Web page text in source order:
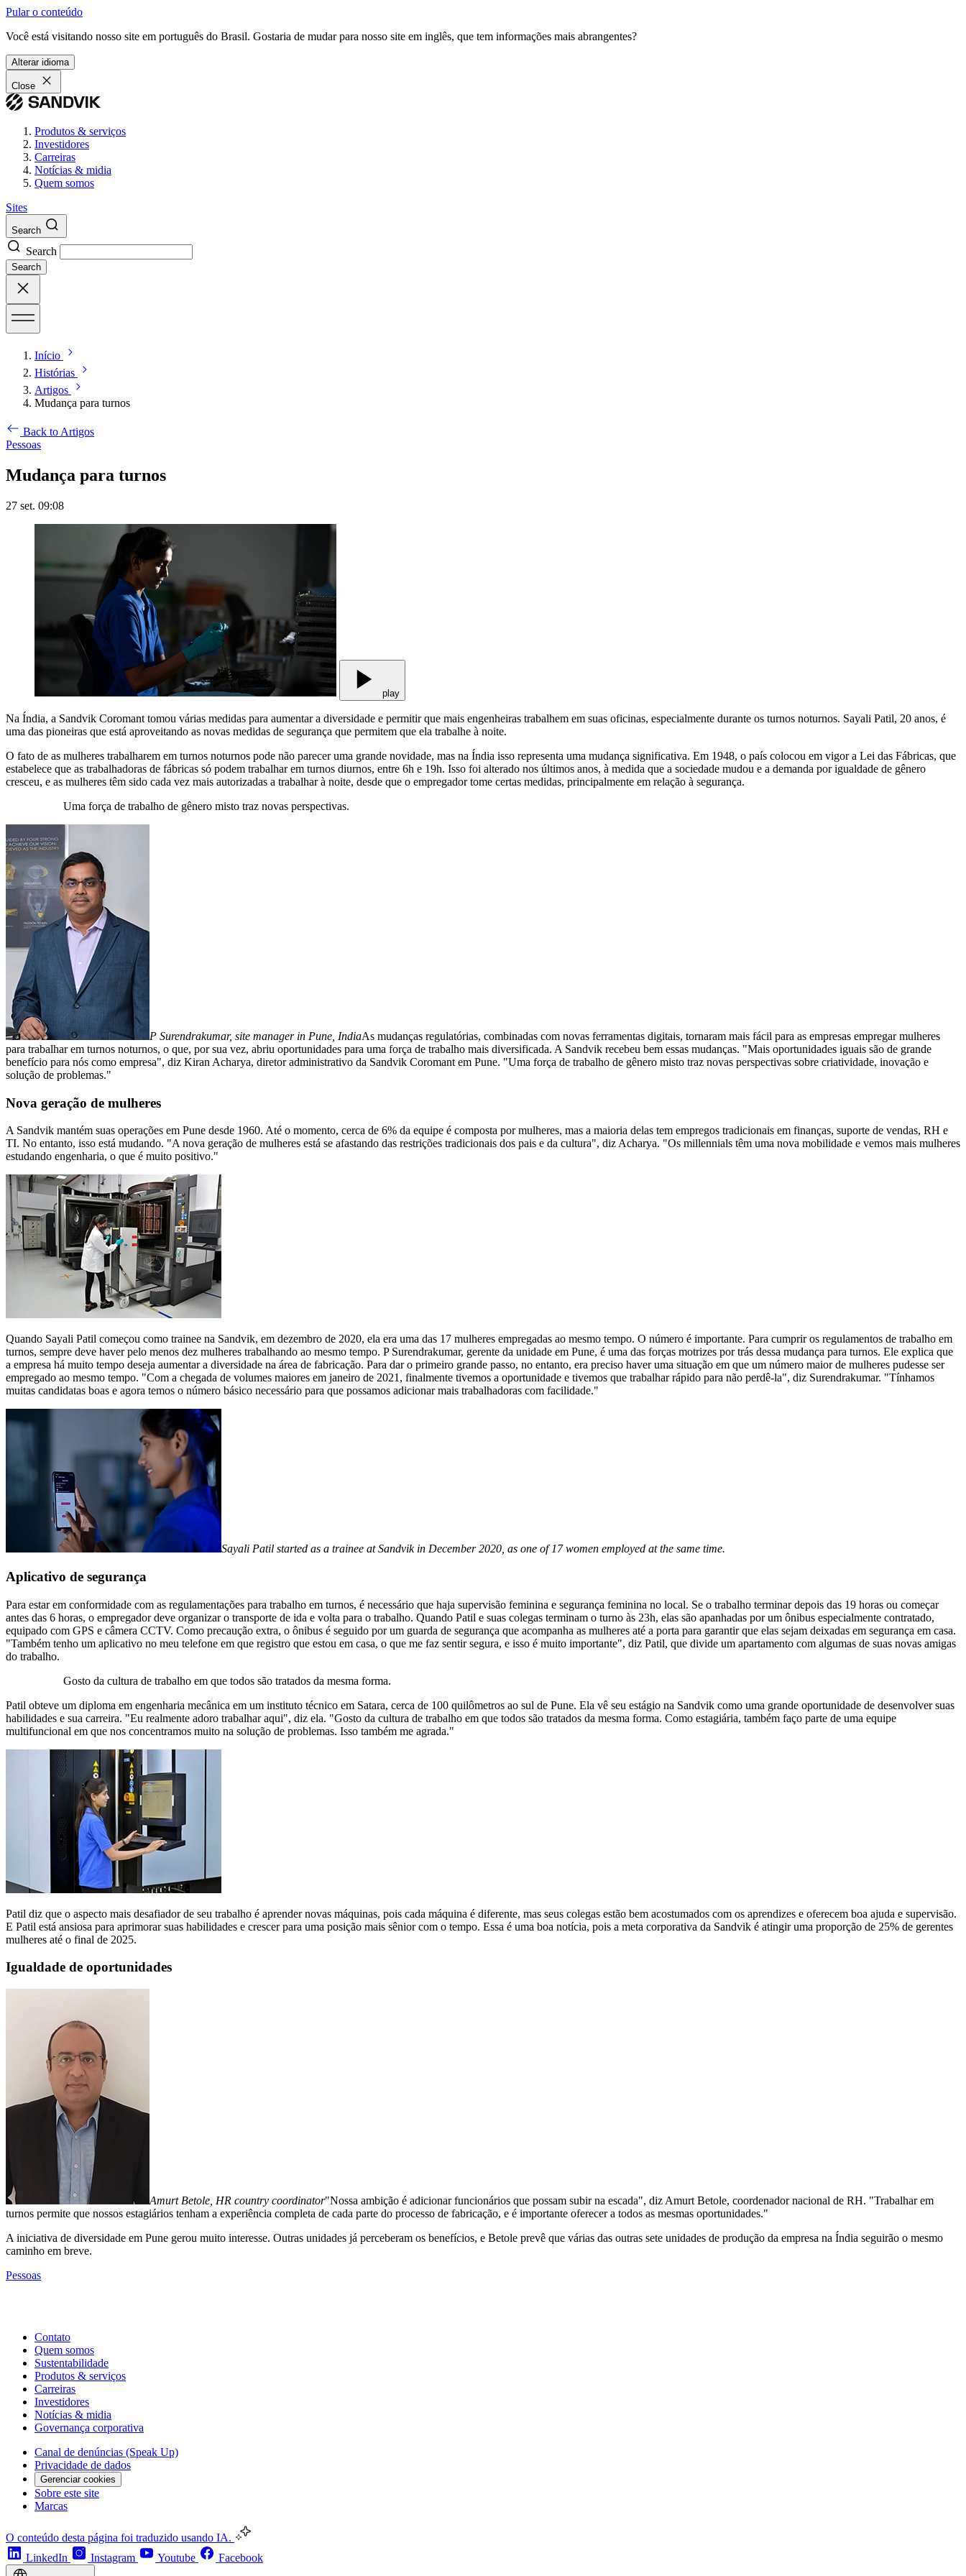
Pular o conteúdo
Você está visitando nosso site em português do Brasil. Gostaria de mudar para nosso site em inglês, que tem informações mais abrangentes?
Alterar idioma
Close
Produtos & serviços
Investidores
Carreiras
Notícias & midia
Quem somos
Sites
Search
Search
Search
Início
Histórias
Artigos
Mudança para turnos
Back to Artigos
Pessoas
Mudança para turnos
27 set. 09:08
play
Na Índia, a Sandvik Coromant tomou várias medidas para aumentar a diversidade e permitir que mais engenheiras trabalhem em suas oficinas, especialmente durante os turnos noturnos. Sayali Patil, 20 anos, é
uma das pioneiras que está aproveitando as novas medidas de segurança que permitem que ela trabalhe à noite.
O fato de as mulheres trabalharem em turnos noturnos pode não parecer uma grande novidade, mas na Índia isso representa uma mudança significativa. Em 1948, o país colocou em vigor a Lei das Fábricas, que
estabelece que as trabalhadoras de fábricas só podem trabalhar em turnos diurnos, entre 6h e 19h. Isso foi alterado nos últimos anos, à medida que a sociedade mudou e a demanda por igualdade de gênero
cresceu, e as mulheres têm sido cada vez mais autorizadas a trabalhar à noite, desde que o empregador tome certas medidas, principalmente em relação à segurança.
Uma força de trabalho de gênero misto traz novas perspectivas.
P Surendrakumar, site manager in Pune, IndiaAs mudanças regulatórias, combinadas com novas ferramentas digitais, tornaram mais fácil para as empresas empregar mulheres
para trabalhar em turnos noturnos, o que, por sua vez, abriu oportunidades para uma força de trabalho mais diversificada. A Sandvik recebeu bem essas mudanças. "Mais oportunidades iguais são de grande
benefício para nós como empresa", diz Kiran Acharya, diretor administrativo da Sandvik Coromant em Pune. "Uma força de trabalho de gênero misto traz novas perspectivas sobre criatividade, inovação e
solução de problemas."
Nova geração de mulheres
A Sandvik mantém suas operações em Pune desde 1960. Até o momento, cerca de 6% da equipe é composta por mulheres, mas a maioria delas tem empregos tradicionais em finanças, suporte de vendas, RH e
TI. No entanto, isso está mudando. "A nova geração de mulheres está se afastando das restrições tradicionais dos pais e da cultura", diz Acharya. "Os millennials têm uma nova mobilidade e vemos mais mulheres
estudando engenharia, o que é muito positivo."
Quando Sayali Patil começou como trainee na Sandvik, em dezembro de 2020, ela era uma das 17 mulheres empregadas ao mesmo tempo. O número é importante. Para cumprir os regulamentos de trabalho em
turnos, sempre deve haver pelo menos dez mulheres trabalhando ao mesmo tempo. P Surendrakumar, gerente da unidade em Pune, é uma das forças motrizes por trás dessa mudança para turnos. Ele explica que
a empresa há muito tempo deseja aumentar a diversidade na área de fabricação. Para dar o primeiro grande passo, no entanto, era preciso haver uma situação em que um número maior de mulheres pudesse ser
empregado ao mesmo tempo. "Com a chegada de volumes maiores em janeiro de 2021, finalmente tivemos a oportunidade e tivemos que trabalhar rápido para não perdê-la", diz Surendrakumar. "Tínhamos
muitas candidatas boas e agora temos o número básico necessário para que possamos adicionar mais trabalhadoras com facilidade."
Sayali Patil started as a trainee at Sandvik in December 2020, as one of 17 women employed at the same time.
Aplicativo de segurança
Para estar em conformidade com as regulamentações para trabalho em turnos, é necessário que haja supervisão feminina e segurança feminina no local. Se o trabalho terminar depois das 19 horas ou começar
antes das 6 horas, o empregador deve organizar o transporte de ida e volta para o trabalho. Quando Patil e suas colegas terminam o turno às 23h, elas são apanhadas por um ônibus especialmente contratado,
equipado com GPS e câmera CCTV. Como precaução extra, o ônibus é seguido por um guarda de segurança que acompanha as mulheres até a porta para garantir que elas sejam deixadas em segurança em casa.
"Também tenho um aplicativo no meu telefone em que registro que estou em casa, o que me faz sentir segura, e isso é muito importante", diz Patil, que divide um apartamento com algumas de suas novas amigas
do trabalho.
Gosto da cultura de trabalho em que todos são tratados da mesma forma.
Patil obteve um diploma em engenharia mecânica em um instituto técnico em Satara, cerca de 100 quilômetros ao sul de Pune. Ela vê seu estágio na Sandvik como uma grande oportunidade de desenvolver suas
habilidades e sua carreira. "Eu realmente adoro trabalhar aqui", diz ela. "Gosto da cultura de trabalho em que todos são tratados da mesma forma. Como estagiária, também faço parte de uma equipe
multifuncional em que nos concentramos muito na solução de problemas. Isso também me agrada."
Patil diz que o aspecto mais desafiador de seu trabalho é aprender novas máquinas, pois cada máquina é diferente, mas seus colegas estão bem acostumados com os aprendizes e oferecem boa ajuda e supervisão.
E Patil está ansiosa para aprimorar suas habilidades e crescer para uma posição mais sênior com o tempo. Essa é uma boa notícia, pois a meta corporativa da Sandvik é atingir uma proporção de 25% de gerentes
mulheres até o final de 2025.
Igualdade de oportunidades
Amurt Betole, HR country coordinator"Nossa ambição é adicionar funcionários que possam subir na escada", diz Amurt Betole, coordenador nacional de RH. "Trabalhar em
turnos permite que nossos estagiários tenham a experiência completa de cada parte do processo de fabricação, e é importante oferecer a todos as mesmas oportunidades."
A iniciativa de diversidade em Pune gerou muito interesse. Outras unidades já perceberam os benefícios, e Betole prevê que várias das outras sete unidades de produção da empresa na Índia seguirão o mesmo
caminho em breve.
Pessoas
Contato
Quem somos
Sustentabilidade
Produtos & serviços
Carreiras
Investidores
Notícias & midia
Governança corporativa
Canal de denúncias (Speak Up)
Privacidade de dados
Gerenciar cookies
Sobre este site
Marcas
O conteúdo desta página foi traduzido usando IA.
LinkedIn
Instagram Youtube Facebook